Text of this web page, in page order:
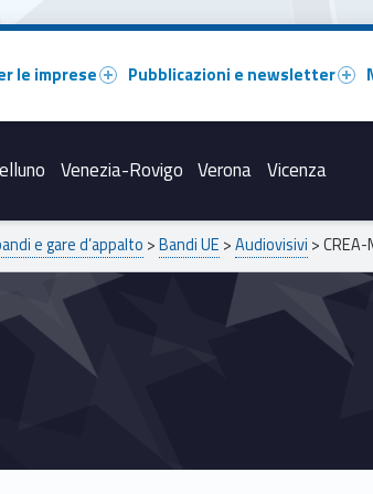
le imprese Pubblicazioni e newsletter
Venezia-Rovigo Verona Vicenza
e gare d’appalto >Bandi UE >Audiovisivi >